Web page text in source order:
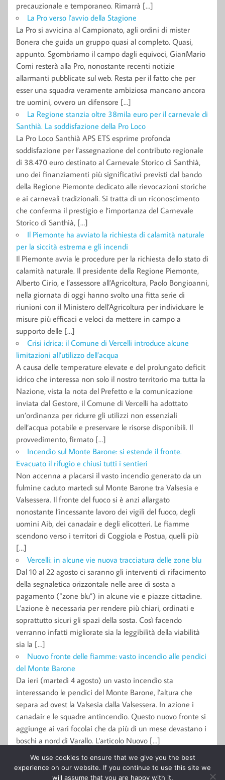
precauzionale e temporaneo. Rimarrà […]
La Pro verso l’avvio della Stagione
La Pro si avvicina al Campionato, agli ordini di mister
Bonera che guida un gruppo quasi al completo. Quasi,
appunto. Sgombriamo il campo dagli equivoci, GianMario
Comi resterà alla Pro, nonostante recenti notizie
allarmanti pubblicate sul web. Resta per il fatto che per
esser una squadra veramente ambiziosa mancano ancora
tre uomini, ovvero un difensore […]
La Regione stanzia oltre 38mila euro per il carnevale di
Santhià. La soddisfazione della Pro Loco
La Pro Loco Santhià APS ETS esprime profonda
soddisfazione per l’assegnazione del contributo regionale
di 38.470 euro destinato al Carnevale Storico di Santhià,
uno dei finanziamenti più significativi previsti dal bando
della Regione Piemonte dedicato alle rievocazioni storiche
e ai carnevali tradizionali. Si tratta di un riconoscimento
che conferma il prestigio e l’importanza del Carnevale
Storico di Santhià, […]
Il Piemonte ha avviato la richiesta di calamità naturale
per la siccità estrema e gli incendi
Il Piemonte avvia le procedure per la richiesta dello stato di
calamità naturale. Il presidente della Regione Piemonte,
Alberto Cirio, e l’assessore all’Agricoltura, Paolo Bongioanni,
nella giornata di oggi hanno svolto una fitta serie di
riunioni con il Ministero dell’Agricoltura per individuare le
misure più efficaci e veloci da mettere in campo a
supporto delle […]
Crisi idrica: il Comune di Vercelli introduce alcune
limitazioni all’utilizzo dell’acqua
A causa delle temperature elevate e del prolungato deficit
idrico che interessa non solo il nostro territorio ma tutta la
Nazione, vista la nota del Prefetto e la comunicazione
inviata dal Gestore, il Comune di Vercelli ha adottato
un’ordinanza per ridurre gli utilizzi non essenziali
dell’acqua potabile e preservare le risorse disponibili. Il
provvedimento, firmato […]
Incendio sul Monte Barone: si estende il fronte.
Evacuato il rifugio e chiusi tutti i sentieri
Non accenna a placarsi il vasto incendio generato da un
fulmine caduto martedì sul Monte Barone tra Valsesia e
Valsessera. Il fronte del fuoco si è anzi allargato
nonostante l’incessante lavoro dei vigili del fuoco, degli
uomini Aib, dei canadair e degli elicotteri. Le fiamme
scendono verso i territori di Coggiola e Postua, quelli più
[…]
Vercelli: in alcune vie nuova tracciatura delle zone blu
Dal 10 al 22 agosto ci saranno gli interventi di rifacimento
della segnaletica orizzontale nelle aree di sosta a
pagamento (“zone blu”) in alcune vie e piazze cittadine.
L’azione è necessaria per rendere più chiari, ordinati e
soprattutto sicuri gli spazi della sosta. Così facendo
verranno infatti migliorate sia la leggibilità della viabilità
sia la […]
Nuovo fronte delle fiamme: vasto incendio alle pendici
del Monte Barone
Da ieri (martedì 4 agosto) un vasto incendio sta
interessando le pendici del Monte Barone, l’altura che
separa ad ovest la Valsesia dalla Valsessera. In azione i
canadair e le squadre antincendio. Questo nuovo fronte si
aggiunge ai vari focolai che da più di un mese devastano i
boschi a nord di Varallo. L'articolo Nuovo […]
© 2011-2015 Giornale l'Eusebiano Soc. Coop. a r.l. Tutti i diritti
We use cookies to ensure that we give you the best
experience on our website. If you continue to use this site we
will assume that you are happy with it.